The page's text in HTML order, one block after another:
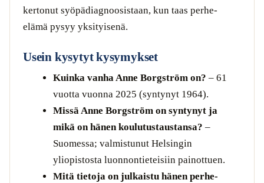
kertonut syöpädiagnoosistaan, kun taas perhe-
elämä pysyy yksityisenä.
Usein kysytyt kysymykset
Kuinka vanha Anne Borgström on? – 61
vuotta vuonna 2025 (syntynyt 1964).
Missä Anne Borgström on syntynyt ja
mikä on hänen koulutustaustansa? –
Suomessa; valmistunut Helsingin
yliopistosta luonnontieteisiin painottuen.
Mitä tietoja on julkaistu hänen perhe-